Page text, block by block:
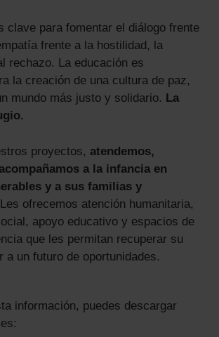
clave para fomentar el diálogo frente
frente a la hostilidad, la
rechazo. La educación es
la creación de una cultura de paz,
mundo más justo y solidario. La
proyectos, atendemos,
a la infancia en
y a sus familias y
Les ofrecemos atención humanitaria,
apoyo educativo y espacios de
que les permitan recuperar su
a un futuro de oportunidades.
información, puedes descargar